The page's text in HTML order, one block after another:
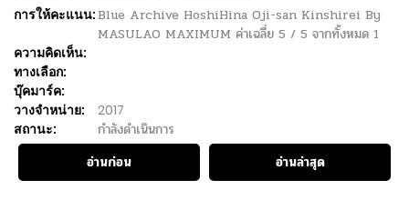
การให้คะแนน:Blue Archive HoshiHina Oji-san Kinshirei By
MASULAO MAXIMUM ค่าเฉลี่ย 5 / 5 จากทั้งหมด 1
ความคิดเห็น:
ทางเลือก:
บุ๊คมาร์ค:
วางจำหน่าย:
2017
สถานะ:
กำลังดำเนินการ
อ่านก่อน
อ่านล่าสุด